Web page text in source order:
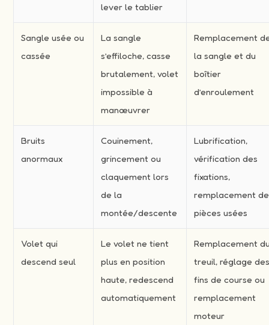
lever le tablier
Sangle usée ou
cassée
La sangle
s’effiloche, casse
brutalement, volet
impossible à
manœuvrer
Remplacement
la sangle et du
boîtier
d’enroulement
Bruits
anormaux
Couinement,
grincement ou
claquement lors
de la
montée/descente
Lubrification,
vérification des
fixations,
remplacement de
pièces usées
Volet qui
descend seul
Le volet ne tient
plus en position
haute, redescend
automatiquement
Remplacement
treuil, réglage
fins de course ou
remplacement
moteur